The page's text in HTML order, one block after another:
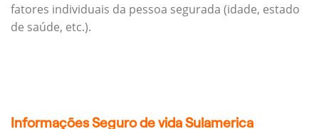
fatores individuais da pessoa segurada (idade, estado
de saúde, etc.).
Informações Seguro de vida Sulamerica